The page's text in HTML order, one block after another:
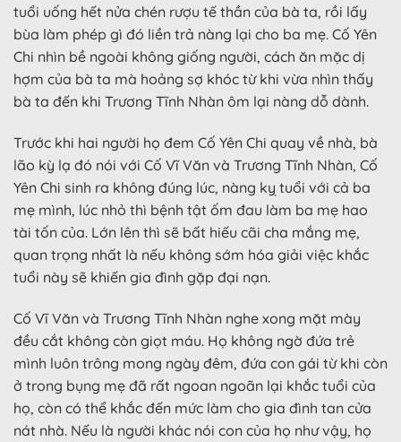
tuổi uống hết nửa chén rượu tế thần của bà ta, rồi lấy
bùa làm phép gì đó liền trả nàng lại cho ba mẹ. Cố Yên
Chi nhìn bề ngoài không giống người, cách ăn mặc dị
hợm của bà ta mà hoảng sợ khóc từ khi vừa nhìn thấy
bà ta đến khi Trương Tĩnh Nhàn ôm lại nàng dỗ dành.
Trước khi hai người họ đem Cố Yên Chi quay về nhà, bà
lão kỳ lạ đó nói với Cố Vĩ Văn và Trương Tĩnh Nhàn, Cố
Yên Chi sinh ra không đúng lúc, nàng kỵ tuổi với cả ba
mẹ mình, lúc nhỏ thì bệnh tật ốm đau làm ba mẹ hao
tài tốn của. Lớn lên thì sẽ bất hiếu cãi cha mắng mẹ,
quan trọng nhất là nếu không sớm hóa giải việc khắc
tuổi này sẽ khiến gia đình gặp đại nạn.
Cố Vĩ Văn và Trương Tĩnh Nhàn nghe xong mặt mày
đều cắt không còn giọt máu. Họ không ngờ đứa trẻ
mình luôn trông mong ngày đêm, đứa con gái từ khi còn
ở trong bụng mẹ đã rất ngoan ngoãn lại khắc tuổi của
họ, còn có thể khắc đến mức làm cho gia đình tan cửa
nát nhà. Nếu là người khác nói con của họ như vậy, họ